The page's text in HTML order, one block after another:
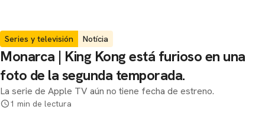
Series y televisión Notícia
Monarca | King Kong está furioso en una
foto de la segunda temporada.
La serie de Apple TV aún no tiene fecha de estreno.
1 min de lectura